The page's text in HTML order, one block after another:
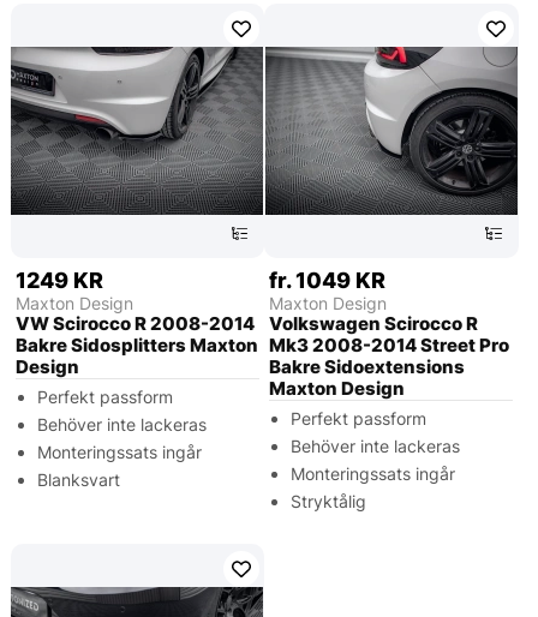
1249 KR
Maxton Design
VW Scirocco R 2008-2014
Bakre Sidosplitters Maxton
Design
Perfekt passform
Behöver inte lackeras
Monteringssats ingår
Blanksvart
fr. 1049 KR
Maxton Design
Volkswagen Scirocco R
Mk3 2008-2014 Street Pro
Bakre Sidoextensions
Maxton Design
Perfekt passform
Behöver inte lackeras
Monteringssats ingår
Stryktålig